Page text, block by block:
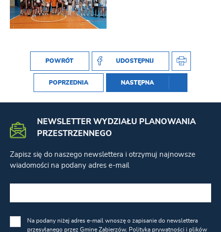
POWRÓT UDOSTĘPNIJ
POPRZEDNIA NASTĘPNA
NEWSLETTER WYDZIAŁU PLANOWANIA
PRZESTRZENNEGO
Zapisz się do naszego newslettera i otrzymuj najnowsze
wiadomości na podany adres e-mail
Na podany niżej adres e-mail wnoszę o zapisanie do newslettera
przesyłanego przez Gminę Zabierzów. Polityka prywatności i plików